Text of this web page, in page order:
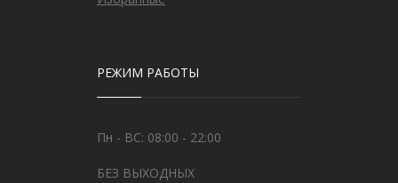
РЕЖИМ РАБОТЫ
Пн - ВС: 08:00 - 22:00
БЕЗ ВЫХОДНЫХ